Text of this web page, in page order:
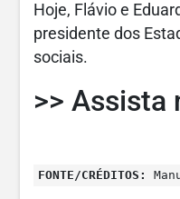
Hoje, Flávio e
presidente dos
sociais.
>> Assista
FONTE/CRÉDITOS: